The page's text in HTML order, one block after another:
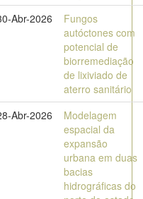
Abr-2026
Fungos
autóctones com
potencial de
biorremediação
de lixiviado de
aterro sanitário
Abr-2026
Modelagem
espacial da
expansão
urbana em duas
bacias
hidrográficas do